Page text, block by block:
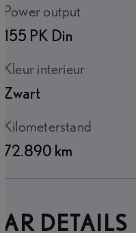
Power output
155 PK Din
Kleur interieur
Zwart
Kilometerstand
72.890 km
DETAILS